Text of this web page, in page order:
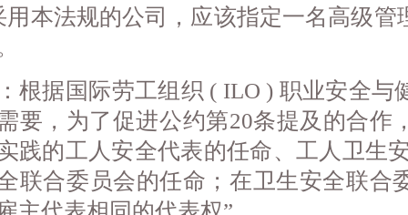
用本法规的公司，应该指定一名高级管
根据国际劳工组织 ( ILO ) 职业安全与
要，为了促进公约第20条提及的合作
践的工人安全代表的任命、工人卫生
联合委员会的任命；在卫生安全联合